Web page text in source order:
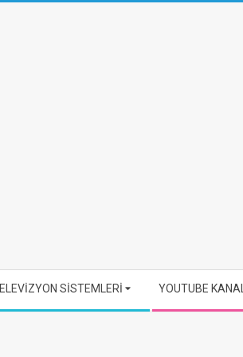
SİSTEMLERİ YOUTUBE KANALI